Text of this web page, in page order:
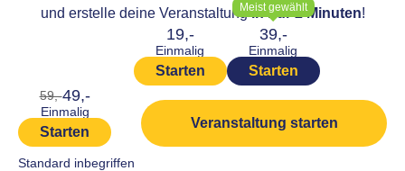
und erstelle deine Veranstaltungin nur 2 Minuten!
19,-
Einmalig
Starten
Meist gewählt
39,-
Einmalig
Starten
59,-49,-
Einmalig
Starten
Veranstaltung starten
Standard inbegriffen